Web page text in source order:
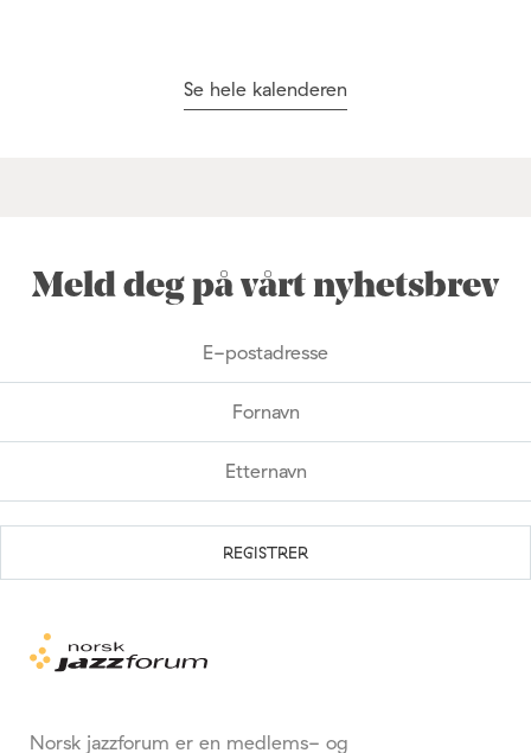
Se hele kalenderen
Meld deg på vårt nyhetsbrev
Norsk jazzforum er en medlems- og